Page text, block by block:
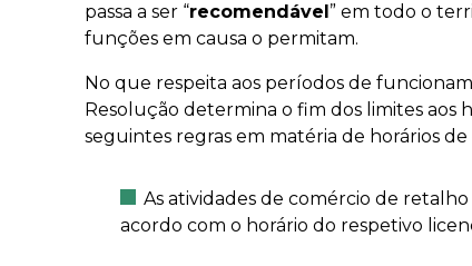
passa a ser “recomendável” em todo o
funções em causa o permitam.
No que respeita aos períodos de
Resolução determina o fim dos limites aos
seguintes regras em matéria de horários
As atividades de comércio de
acordo com o horário do respetivo